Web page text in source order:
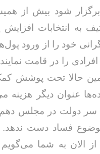
برگزار شود بیش از
به انتخابات
خود را از ورود
را در قامت
حالا تحت پوشش
عنوان دیگر هزینه
سر دولت در مجلس
فساد دست ندهد.
الان به شما